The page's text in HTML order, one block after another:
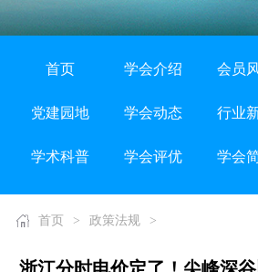
首页 学会介绍 会员
党建园地 学会动态 行业
学术科普 学会评优 学会
首页 > 政策法规 >